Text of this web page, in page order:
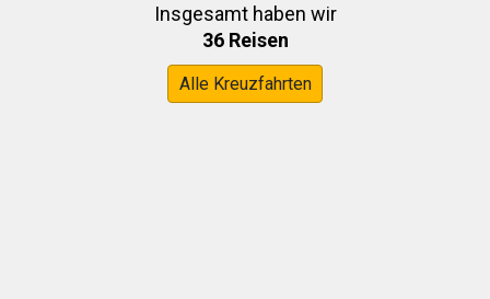
Insgesamt haben wir
36 Reisen
Alle Kreuzfahrten